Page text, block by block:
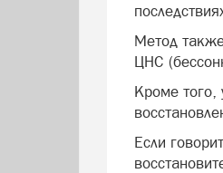
Метод
ЦНС
Кроме того,
Если